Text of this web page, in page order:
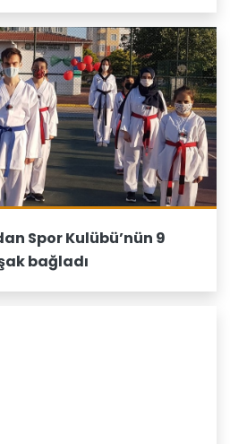
Spor Kulübü’nün 9
bağladı